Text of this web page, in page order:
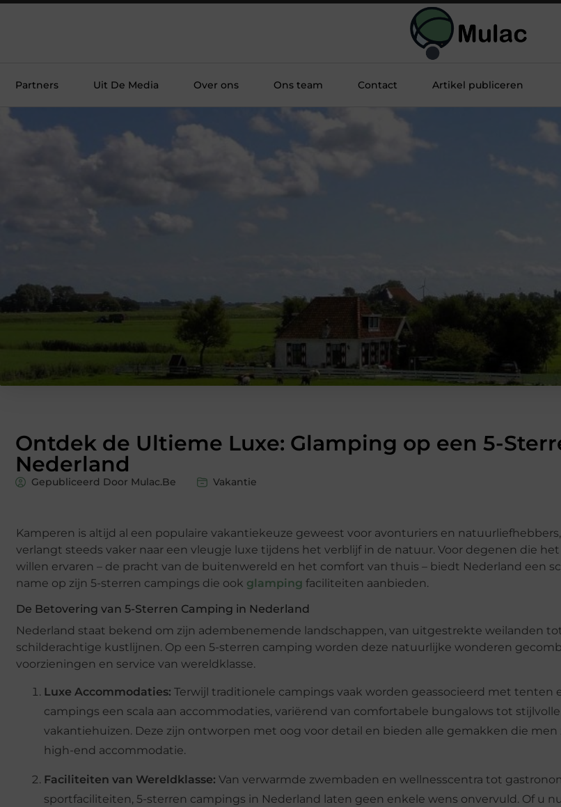
Partners Uit De Media Over ons Ons team Contact Artikel publiceren
Ontdek de Ultieme Luxe: Glamping op een 5-
Nederland
Gepubliceerd Door Mulac.Be Vakantie
Kamperen is altijd al een populaire vakantiekeuze geweest voor avonturiers en
verlangt steeds vaker naar een vleugje luxe tijdens het verblijf in de natuur. Voor degenen die
willen ervaren – de pracht van de buitenwereld en het comfort van thuis – biedt Nederland een
name op zijn 5-sterren campings die ook glamping faciliteiten aanbieden.
De Betovering van 5-Sterren Camping in Nederland
Nederland staat bekend om zijn adembenemende landschappen, van uitgestrekte weilanden
schilderachtige kustlijnen. Op een 5-sterren camping worden deze natuurlijke wonderen
voorzieningen en service van wereldklasse.
Luxe Accommodaties: Terwijl traditionele campings vaak worden geassocieerd met tenten
campings een scala aan accommodaties, variërend van comfortabele bungalows tot
vakantiehuizen. Deze zijn ontworpen met oog voor detail en bieden alle gemakken die men
high-end accommodatie.
Faciliteiten van Wereldklasse: Van verwarmde zwembaden en wellnesscentra tot
sportfaciliteiten, 5-sterren campings in Nederland laten geen enkele wens onvervuld. Of u